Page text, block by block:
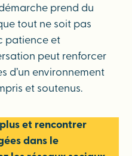
prend du
tout ne soit pas
patience et
peut renforcer
d’un environnement
et soutenus.
et rencontrer
dans le